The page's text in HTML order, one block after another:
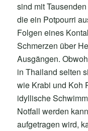
sind mit
die ein Potpourri
Folgen eines
Schmerzen über
Ausgängen.
in Thailand selten
wie Krabi und Koh
idyllische
Notfall werden
aufgetragen wird,